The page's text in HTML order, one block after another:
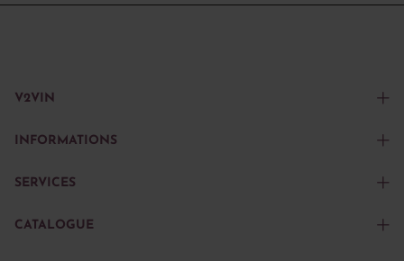
V2VIN
INFORMATIONS
SERVICES
CATALOGUE